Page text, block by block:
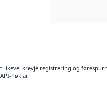
likevel krevje registrering og
nøklar.